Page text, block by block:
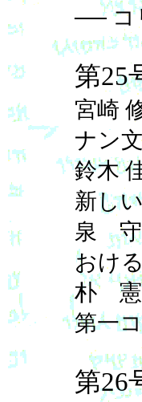
── コ
第25
宮崎
ナン
鈴木
新し
泉 守
おけ
朴 憲
第一
第26